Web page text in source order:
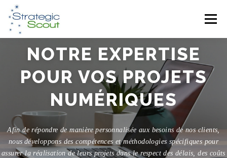
content
Menu
COMPETENCES AREAS OF EXPERTISE
OUR TEAM NEWS CONTACT US
NOTRE EXPERTISE
POUR VOS PROJETS
NUMÉRIQUES
Afin de répondre de manière personnalisée aux besoins de nos clients,
nous développons des compétences et méthodologies spécifiques pour
assurer la réalisation de leurs projets dans le respect des délais, des coûts